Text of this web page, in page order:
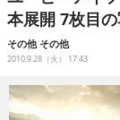
企業動向
人材育成
連載
本展開 7枚目
その他 その他
2010.9.28（火） 17:43